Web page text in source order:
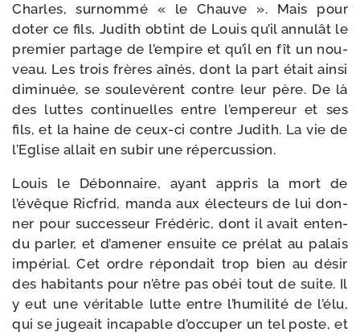
Charles, sur­nom­mé « le Chauve ». Mais pour
doter ce fils, Judith obtint de Louis qu’il annu­lât le
pre­mier par­tage de l’empire et qu’il en fît un nou­
veau. Les trois frères aînés, dont la part était ain­si
dimi­nuée, se sou­le­vèrent contre leur père. De là
des luttes conti­nuelles entre l’empereur et ses
fils, et la haine de ceux-​ci contre Judith. La vie de
l’Eglise allait en subir une répercussion.
Louis le Débonnaire, ayant appris la mort de
l’évêque Ricfrid, man­da aux élec­teurs de lui don­
ner pour suc­ces­seur Frédéric, dont il avait enten­
du par­ler, et d’amener ensuite ce pré­lat au palais
impé­rial. Cet ordre répon­dait trop bien au désir
des habi­tants pour n’être pas obéi tout de suite. Il
y eut une véri­table lutte entre l’humi­lité de l’élu,
qui se jugeait inca­pable d’occuper un tel poste, et